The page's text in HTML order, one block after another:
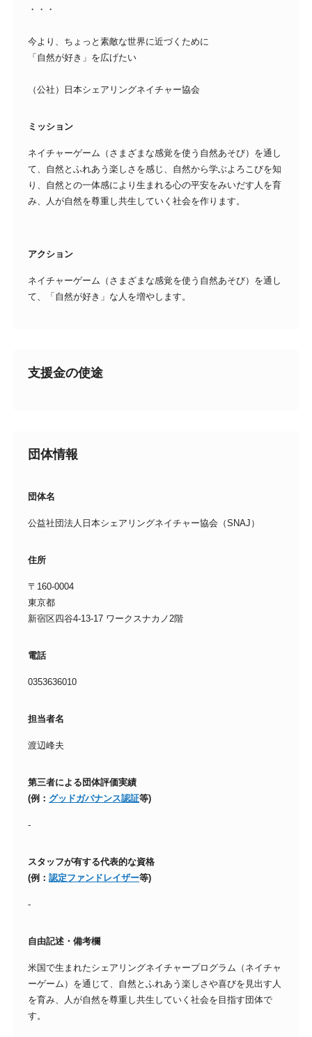
・・・
今より、ちょっと素敵な世界に近づくために
「自然が好き」を広げたい
（公社）日本シェアリングネイチャー協会
ミッション
ネイチャーゲーム（さまざまな感覚を使う自然あそび）を通し
て、自然とふれあう楽しさを感じ、自然から学ぶよろこびを知
り、自然との一体感により生まれる心の平安をみいだす人を育
み、人が自然を尊重し共生していく社会を作ります。
アクション
ネイチャーゲーム（さまざまな感覚を使う自然あそび）を通し
て、「自然が好き」な人を増やします。
支援金の使途
団体情報
団体名
公益社団法人日本シェアリングネイチャー協会（SNAJ）
住所
〒160-0004
東京都
新宿区四谷4-13-17 ワークスナカノ2階
電話
0353636010
担当者名
渡辺峰夫
第三者による団体評価実績
(例： グッドガバナンス認証等)
-
スタッフが有する代表的な資格
(例： 認定ファンドレイザー等)
-
自由記述・備考欄
米国で生まれたシェアリングネイチャープログラム（ネイチャ
ーゲーム）を通じて、自然とふれあう楽しさや喜びを見出す人
を育み、人が自然を尊重し共生していく社会を目指す団体で
す。